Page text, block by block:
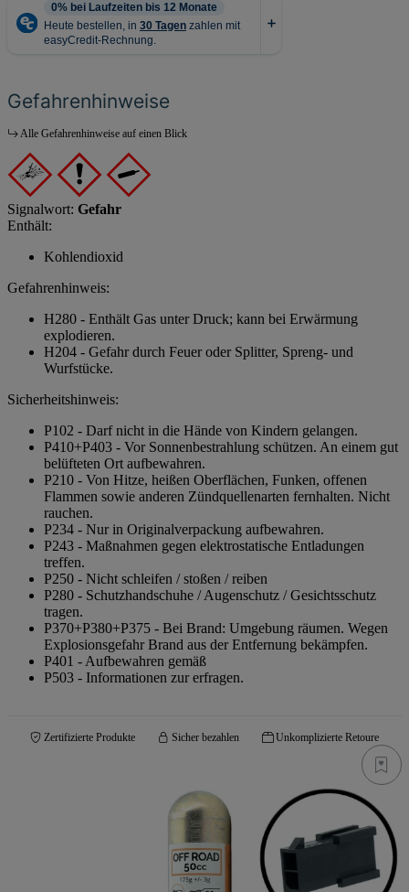
Gefahrenhinweise
Alle Gefahrenhinweise auf einen Blick
Signalwort: Gefahr
Enthält:
Kohlendioxid
Gefahrenhinweis:
H280 - Enthält Gas unter Druck; kann bei Erwärmung
explodieren.
H204 - Gefahr durch Feuer oder Splitter, Spreng- und
Wurfstücke.
Sicherheitshinweis:
P102 - Darf nicht in die Hände von Kindern gelangen.
P410+P403 - Vor Sonnenbestrahlung schützen. An einem gut
belüfteten Ort aufbewahren.
P210 - Von Hitze, heißen Oberflächen, Funken, offenen
Flammen sowie anderen Zündquellenarten fernhalten. Nicht
rauchen.
P234 - Nur in Originalverpackung aufbewahren.
P243 - Maßnahmen gegen elektrostatische Entladungen
treffen.
P250 - Nicht schleifen / stoßen / reiben
P280 - Schutzhandschuhe / Augenschutz / Gesichtsschutz
tragen.
P370+P380+P375 - Bei Brand: Umgebung räumen. Wegen
Explosionsgefahr Brand aus der Entfernung bekämpfen.
P401 - Aufbewahren gemäß
P503 - Informationen zur erfragen.
Zertifizierte Produkte Sicher bezahlen Unkomplizierte Retoure